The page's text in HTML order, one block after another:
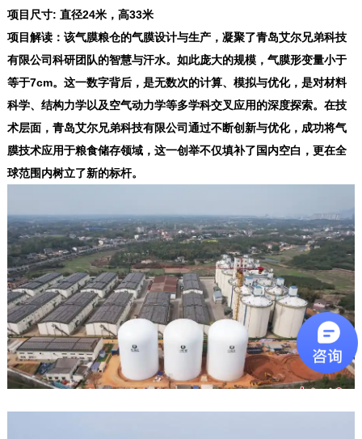
项目尺寸: 直径24米，高33米
项目解读：该气膜粮仓的气膜设计与生产，凝聚了青岛艾尔兄弟科技
有限公司科研团队的智慧与汗水。如此庞大的规模，气膜形变量小于
等于7cm。这一数字背后，是无数次的计算、模拟与优化，是对材料
科学、结构力学以及空气动力学等多学科交叉应用的深度探索。在技
术层面，青岛艾尔兄弟科技有限公司通过不断创新与优化，成功将气
膜技术应用于粮食储存领域，这一创举不仅填补了国内空白，更在全
球范围内树立了新的标杆。